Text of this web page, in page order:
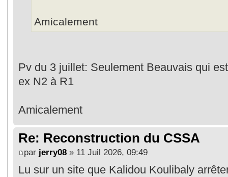
Amicalement
Pv du 3 juillet: Seulement Beauvais qui
ex N2 à R1
Amicalement
Re: Reconstruction du CSSA
par jerry08 » 11 Juil 2026, 09:49
Lu sur un site que Kalidou Koulibaly